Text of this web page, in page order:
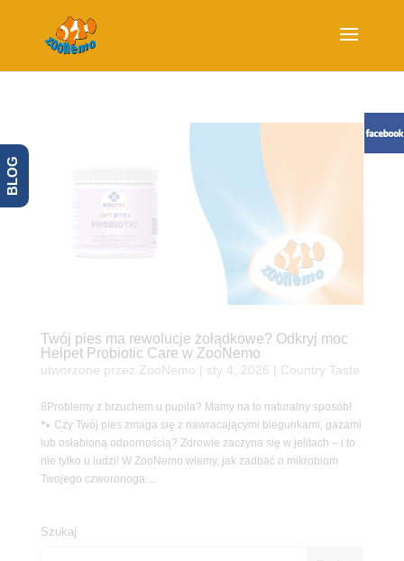
Twój pies ma rewolucje żołądkowe? Odkryj moc
Helpet Probiotic Care w ZooNemo
utworzone przez ZooNemo sty 4, 2026 Country Taste
8Problemy z brzuchem u pupila? Mamy na to naturalny sposób!
🐾 Czy Twój pies zmaga się z nawracającymi biegunkami, gazami
lub osłabioną odpornością? Zdrowie zaczyna się w jelitach – i to
nie tylko u ludzi! W ZooNemo wiemy, jak zadbać o mikrobiom
Twojego czworonoga....
Szukaj
BLOG